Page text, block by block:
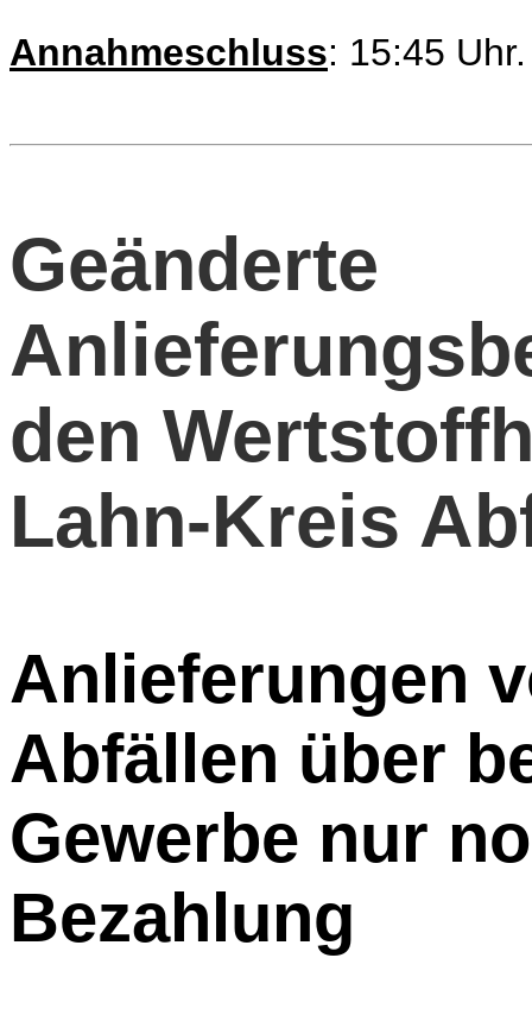
Annahmeschluss: 15:45
Geänderte
den
Lahn-Kreis
Anlieferungen
Abfällen über
Gewerbe nur
Bezahlung